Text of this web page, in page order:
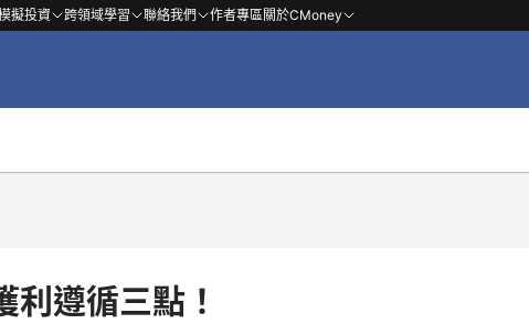
擬投資 跨領域學習 聯絡我們 作者專區關於CMoney
遵循三點！